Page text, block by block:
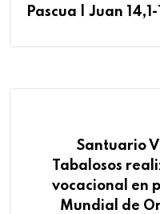
Pascua | Juan 14,1-
Santuario
Tabalosos
vocacional en
Mundial de